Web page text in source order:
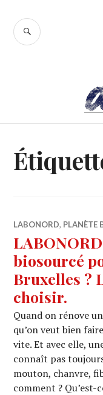
contenu
RECHERCHE
LABONORD, PLANÈTE
biosourcé
Bruxelles ?
choisir.
Quand on rénove
qu’on veut bien
vite. Et avec elle,
connaît pas
mouton, chanvre,
comment ?